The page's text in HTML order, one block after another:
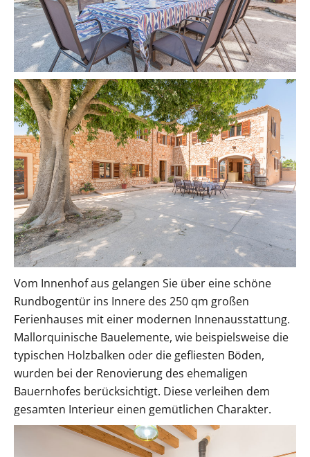
Vom Innenhof aus gelangen Sie über eine schöne
Rundbogentür ins Innere des 250 qm großen
Ferienhauses mit einer modernen Innenausstattung.
Mallorquinische Bauelemente, wie beispielsweise die
typischen Holzbalken oder die gefliesten Böden,
wurden bei der Renovierung des ehemaligen
Bauernhofes berücksichtigt. Diese verleihen dem
gesamten Interieur einen gemütlichen Charakter.